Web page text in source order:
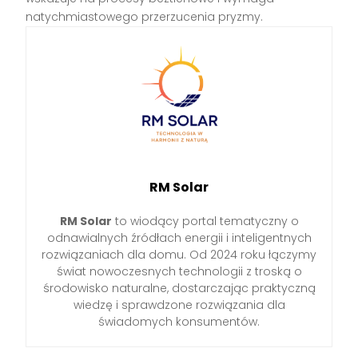
natychmiastowego przerzucenia pryzmy.
RM Solar
RM Solar to wiodący portal tematyczny o
odnawialnych źródłach energii i inteligentnych
rozwiązaniach dla domu. Od 2024 roku łączymy
świat nowoczesnych technologii z troską o
środowisko naturalne, dostarczając praktyczną
wiedzę i sprawdzone rozwiązania dla
świadomych konsumentów.